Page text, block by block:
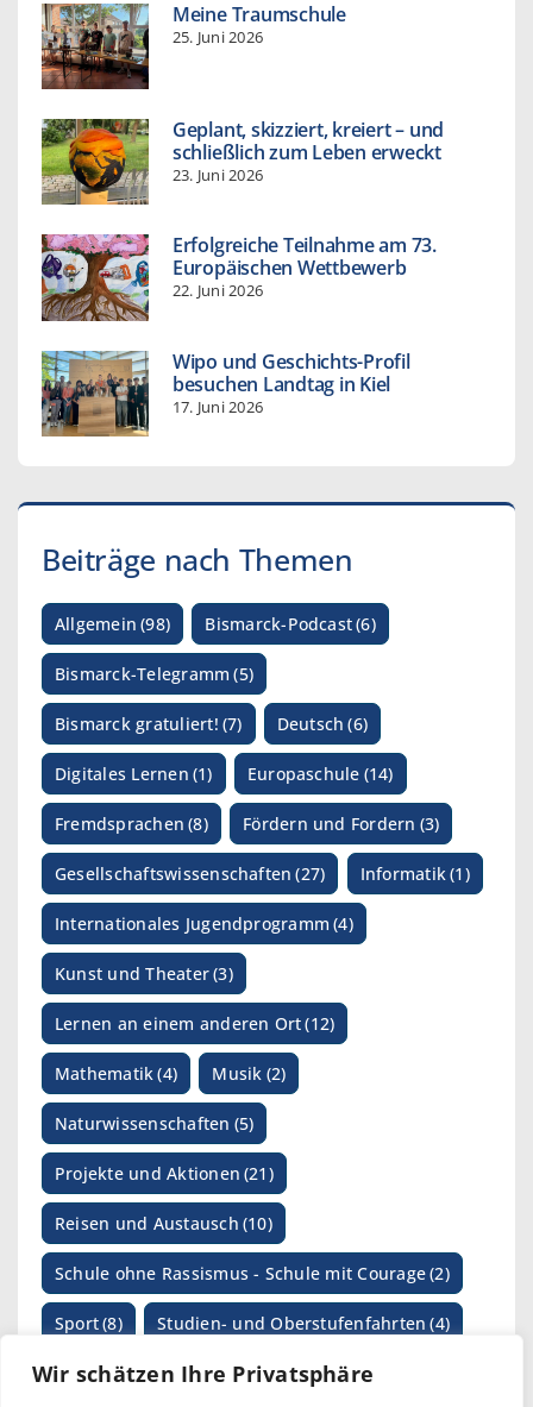
Wir schätzen Ihre Privatsphäre
Meine Traumschule
25. Juni 2026
Geplant, skizziert, kreiert – und
schließlich zum Leben erweckt
23. Juni 2026
Erfolgreiche Teilnahme am 73.
Europäischen Wettbewerb
22. Juni 2026
Wipo und Geschichts-Profil
besuchen Landtag in Kiel
17. Juni 2026
Beiträge nach Themen
Allgemein (98) Bismarck-Podcast(6)
Bismarck-Telegramm (5)
Bismarck gratuliert! (7) Deutsch (6)
Digitales Lernen (1) Europaschule (14)
Fremdsprachen (8) Fördern und Fordern (3)
Gesellschaftswissenschaften (27) Informatik(1)
Internationales Jugendprogramm (4)
Kunst und Theater(3)
Lernen an einem anderen Ort(12)
Mathematik(4) Musik (2)
Naturwissenschaften (5)
Projekte und Aktionen (21)
Reisen und Austausch (10)
Schule ohne Rassismus - Schule mit Courage(2)
Sport(8) Studien- und Oberstufenfahrten (4)
SV-Arbeit(1) Wettbewerbe(17)